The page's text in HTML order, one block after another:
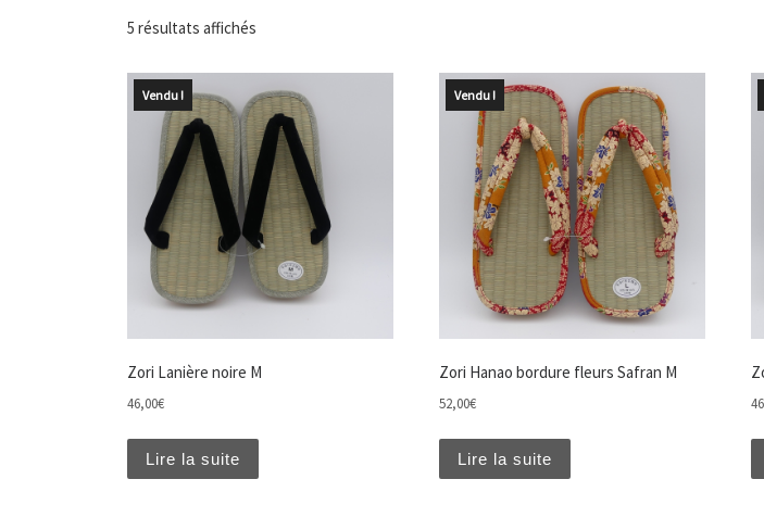
5 résultats affichés
Vendu !
Zori Lanière noire M
46,00€
Lire la suite
Vendu !
Zori Hanao bordure fleurs Safran M
52,00€
Lire la suite